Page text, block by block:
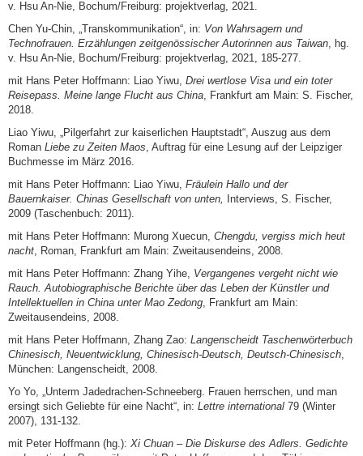
v. Hsu An-Nie, Bochum/Freiburg: projektverlag, 2021.
Chen Yu-Chin, „Transkommunikation“, in: Von Wahrsagern und
Technofrauen. Erzählungen zeitgenössischer Autorinnen aus Taiwan, hg.
v. Hsu An-Nie, Bochum/Freiburg: projektverlag, 2021, 185-277.
mit Hans Peter Hoffmann: Liao Yiwu, Drei wertlose Visa und ein toter
Reisepass. Meine lan­ge Flucht aus China, Frankfurt am Main: S. Fischer,
2018.
Liao Yiwu, „Pilgerfahrt zur kaiserlichen Hauptstadt“, Auszug aus dem
Roman Liebe zu Zeiten Maos, Auftrag für eine Lesung auf der Leipziger
Buchmesse im März 2016.
mit Hans Peter Hoffmann: Liao Yiwu, Fräulein Hallo und der
Bauernkaiser. Chinas Gesell­schaft von unten,
Interviews, S. Fischer,
2009 (Taschenbuch: 2011).
mit Hans Peter Hoffmann: Murong Xuecun, Chengdu, vergiss mich heut
nacht, Roman, Frankfurt am Main: Zweitausendeins, 2008.
mit Hans Peter Hoffmann: Zhang Yihe, Vergangenes vergeht nicht wie
Rauch. Autobiographi­sche Berichte über das Leben der Künstler und
Intellektuellen in China unter Mao Zedong, Frankfurt am Main:
Zweitausendeins, 2008.
mit Hans Peter Hoffmann, Zhang Zao: Langenscheidt Taschenwörterbuch
Chinesisch, Neu­entwicklung, Chinesisch-Deutsch, Deutsch-Chinesisch,
München: Langenscheidt, 2008.
Yo Yo, „Unterm Jadedrachen-Schneeberg. Frauen herrschen, und man
ersingt sich Geliebte für eine Nacht“, in: Lettre international 79 (Winter
2007), 131-132.
mit Peter Hoffmann (hg.): Xi Chuan – Die Diskurse des Adlers. Gedichte